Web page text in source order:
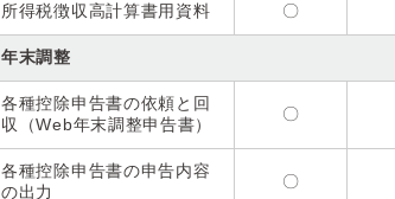
所得税徴収高計算書用資料 〇
年末調整
各種控除申告書の依頼と回
収（Web年末調整申告書）
〇
各種控除申告書の申告内容
の出力
〇